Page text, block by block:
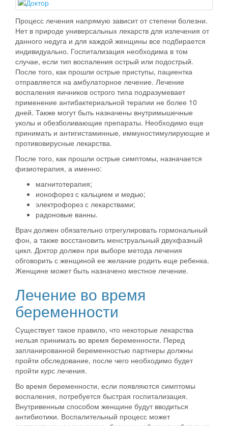
Процесс лечения напрямую зависит от степени болезни.
Нет в природе универсальных лекарств для излечения от
данного недуга и для каждой женщины все подбирается
индивидуально. Госпитализация необходима в том
случае, если тип воспаления острый или подострый.
После того, как прошли острые приступы, пациентка
отправляется на амбулаторное лечение. Лечение
воспаления яичников острого типа подразумевает
применение антибактериальной терапии не более 10
дней. Также могут быть назначены внутримышечные
уколы и обезболивающие препараты. Необходимо еще
принимать и антигистаминные, иммуностимулирующие и
противовирусные лекарства.
После того, как прошли острые симптомы, назначается
физиотерапия, а именно:
магнитотерапия;
ионофорез с кальцием и медью;
электрофорез с лекарствами;
радоновые ванны.
Врач должен обязательно отрегулировать гормональный
фон, а также восстановить менструальный двухфазный
цикл. Доктор должен при выборе метода лечения
обговорить с женщиной ее желание родить еще ребенка.
Женщине может быть назначено местное лечение.
Лечение во время
беременности
Существует такое правило, что некоторые лекарства
нельзя принимать во время беременности. Перед
запланированной беременностью партнеры должны
пройти обследование, после чего необходимо будет
пройти курс лечения.
Во время беременности, если появляются симптомы
воспаления, потребуется быстрая госпитализация.
Внутривенным способом женщине будут вводиться
антибиотики. Воспалительный процесс может